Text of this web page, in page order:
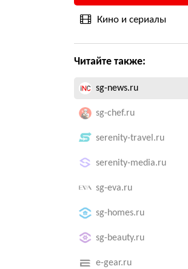
Кино и сериалы
Читайте также:
sg-news.ru
sg-chef.ru
serenity-travel.ru
serenity-media.ru
sg-eva.ru
sg-homes.ru
sg-beauty.ru
e-gear.ru